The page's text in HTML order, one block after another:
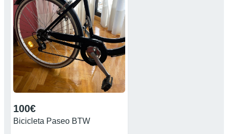
100€
Bicicleta Paseo BTW